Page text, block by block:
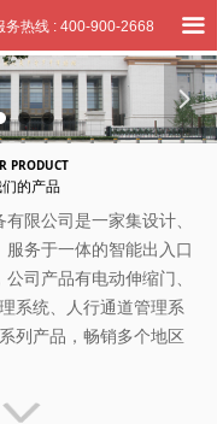
务热线 : 400-900-2668 끀
限公司是一家集设计、
务于一体的智能出入口
司产品有电动伸缩门、
系统、人行通道管理系
列产品，畅销多个地区
넲
PRODUCT
的产品